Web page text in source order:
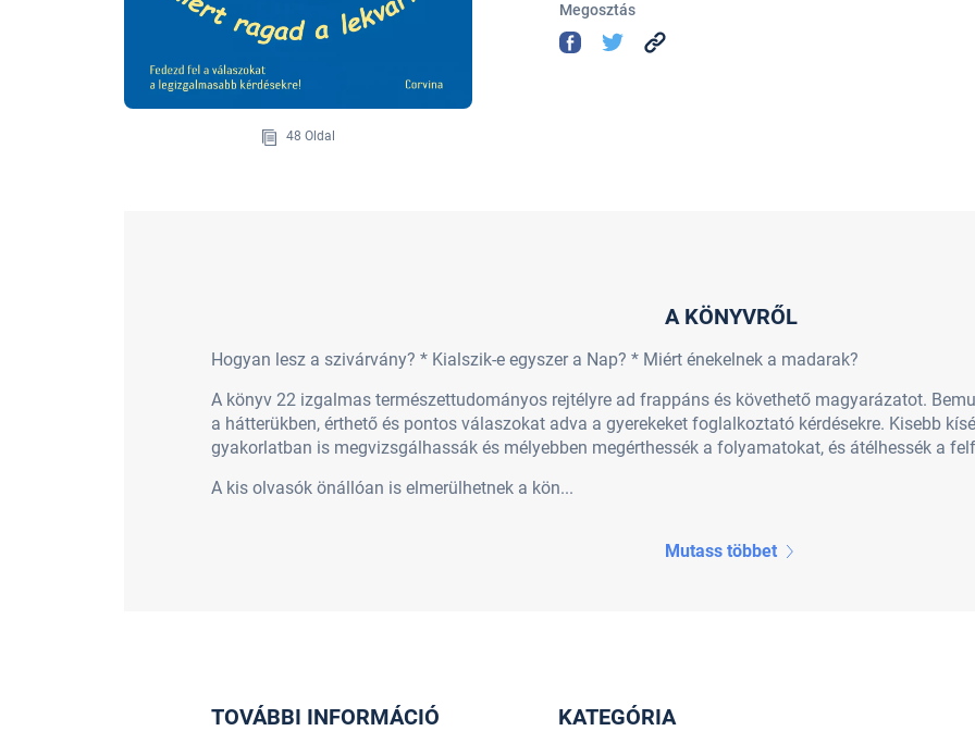
48 Oldal
Megosztás
A KÖNYVRŐL
Hogyan lesz a szivárvány? * Kialszik-e egyszer a Nap? * Miért énekelnek a madarak?
A könyv 22 izgalmas természettudományos rejtélyre ad frappáns és követhető magyarázatot.
a hátterükben, érthető és pontos válaszokat adva a gyerekeket foglalkoztató kérdésekre. Kisebb
gyakorlatban is megvizsgálhassák és mélyebben megérthessék a folyamatokat, és átélhessék a
A kis olvasók önállóan is elmerülhetnek a kön...
Mutass többet
TOVÁBBI INFORMÁCIÓ KATEGÓRIA